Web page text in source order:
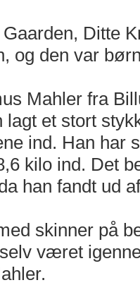
Ditte
og den var
Mahler fra
lagt et stort
ind. Han har
kilo ind. Det
han fandt ud
skinner på
været